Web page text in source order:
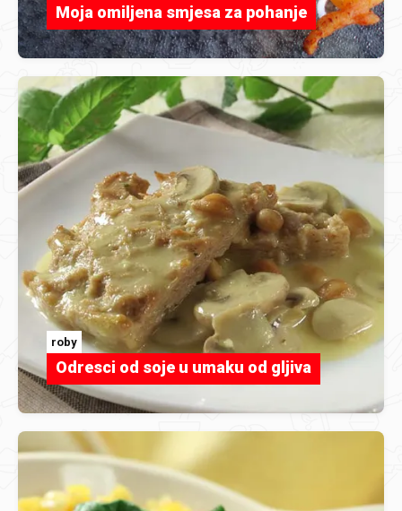
Moja omiljena smjesa za pohanje
roby
Odresci od soje u umaku od gljiva